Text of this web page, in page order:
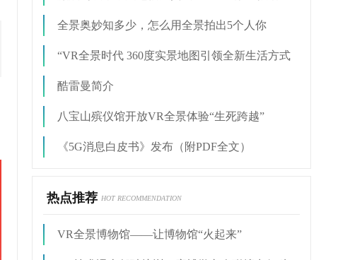
全景奥妙知多少，怎么用全景拍出5个人你
“VR全景时代 360度实景地图引领全新生活方式
酷雷曼简介
八宝山殡仪馆开放VR全景体验“生死跨越”
《5G消息白皮书》发布（附PDF全文）
热点推荐 HOT RECOMMENDATION
VR全景博物馆——让博物馆“火起来”